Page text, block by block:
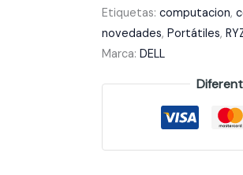
Etiquetas:computacion,
novedades,Portátiles,
Marca:DELL